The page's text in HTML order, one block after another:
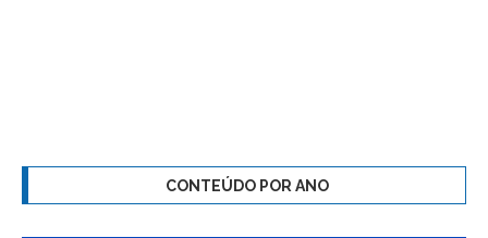
CONTEÚDO POR ANO